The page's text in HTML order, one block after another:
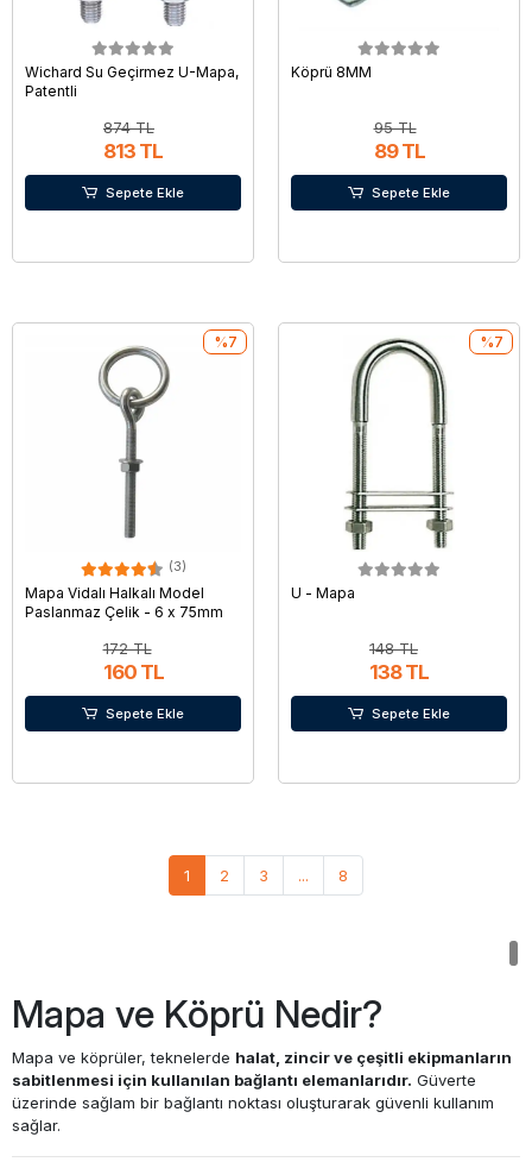
Wichard Su Geçirmez U-Mapa,
Patentli
874 TL
813 TL
Sepete Ekle
Köprü 8MM
95 TL
89 TL
Sepete Ekle
(3)
Mapa Vidalı Halkalı Model
Paslanmaz Çelik - 6 x 75mm
172 TL
160 TL
%7
Sepete Ekle
U - Mapa
148 TL
138 TL
%7
Sepete Ekle
1 2 3 ... 8
Mapa ve Köprü Nedir?
Mapa ve köprüler, teknelerde halat, zincir ve çeşitli ekipmanların
sabitlenmesi için kullanılan bağlantı elemanlarıdır. Güverte
üzerinde sağlam bir bağlantı noktası oluşturarak güvenli kullanım
sağlar.